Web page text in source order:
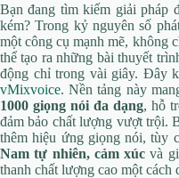
Bạn đang tìm kiếm giải pháp
kém? Trong kỷ nguyên số
một công cụ mạnh mẽ, không
thể tạo ra những bài thuyết
động chỉ trong vài giây. Đây
vMixvoice. Nền tảng này
1000 giọng nói đa dạng, hỗ
đảm bảo chất lượng vượt trội.
thêm hiệu ứng giọng nói, tùy
Nam tự nhiên, cảm xúc và
thanh chất lượng cao một cách